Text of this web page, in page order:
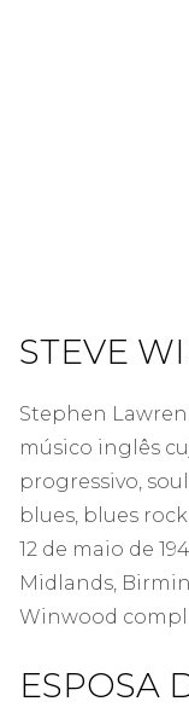
STEVE
Stephen
músico inglês
progressivo,
blues, blues
12 de maio de
Midlands,
Winwood
ESPOSA